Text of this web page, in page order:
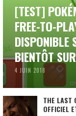
[TEST]
FREE-TO-
DISPONIBLE
BIENTÔT
4 JUIN 2018
THE LAST
OFFICIEL